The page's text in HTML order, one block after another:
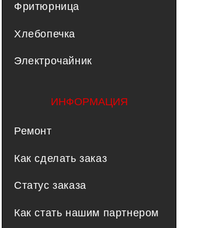
Фритюрница
Хлебопечка
Электрочайник
ИНФОРМАЦИЯ
Ремонт
Как сделать заказ
Статус заказа
Как стать нашим партнером